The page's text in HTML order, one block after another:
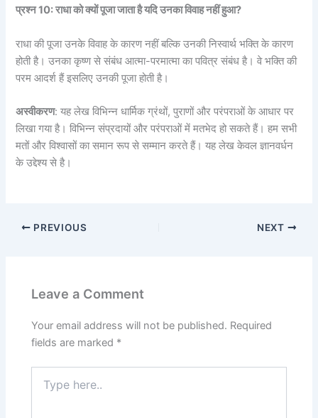
प्रश्न 10: राधा को क्यों पूजा जाता है यदि उनका विवाह नहीं हुआ?
राधा की पूजा उनके विवाह के कारण नहीं बल्कि उनकी निस्वार्थ भक्ति के कारण
होती है। उनका कृष्ण से संबंध आत्मा-परमात्मा का पवित्र संबंध है। वे भक्ति की
परम आदर्श हैं इसलिए उनकी पूजा होती है।
अस्वीकरण: यह लेख विभिन्न धार्मिक ग्रंथों, पुराणों और परंपराओं के आधार पर
लिखा गया है। विभिन्न संप्रदायों और परंपराओं में मतभेद हो सकते हैं। हम सभी
मतों और विश्वासों का समान रूप से सम्मान करते हैं। यह लेख केवल ज्ञानवर्धन
के उद्देश्य से है।
PREVIOUS NEXT
Leave a Comment
Your email address will not be published. Required
fields are marked *
here..